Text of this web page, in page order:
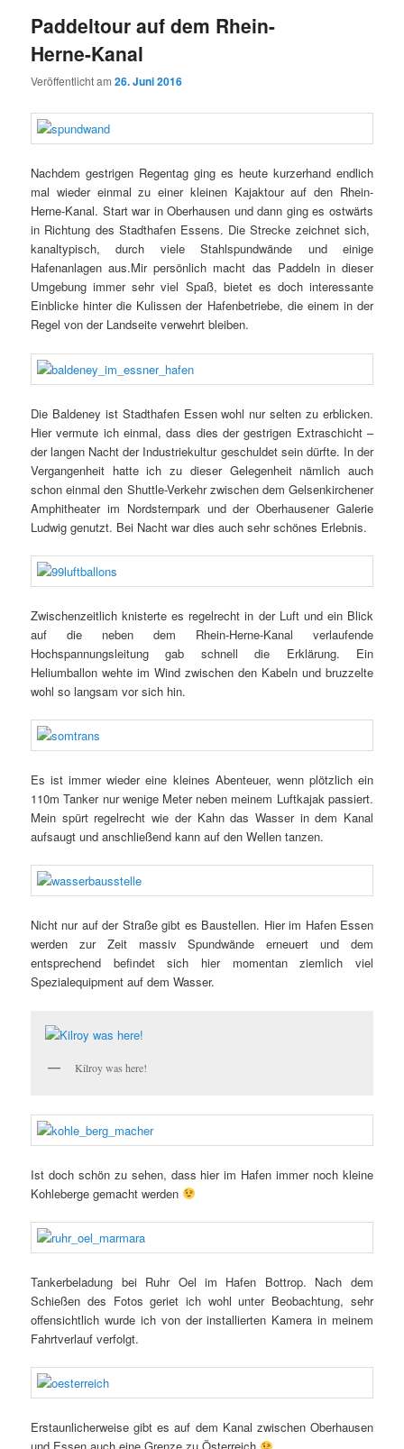
Paddeltour auf dem Rhein-
Herne-Kanal
Veröffentlicht am26. Juni 2016
Nachdem gestrigen Regentag ging es heute kurzerhand endlich
mal wieder einmal zu einer kleinen Kajaktour auf den Rhein-
Herne-Kanal. Start war in Oberhausen und dann ging es ostwärts
in Richtung des Stadthafen Essens. Die Strecke zeichnet sich,
kanaltypisch, durch viele Stahlspundwände und einige
Hafenanlagen aus.Mir persönlich macht das Paddeln in dieser
Umgebung immer sehr viel Spaß, bietet es doch interessante
Einblicke hinter die Kulissen der Hafenbetriebe, die einem in der
Regel von der Landseite verwehrt bleiben.
Die Baldeney ist Stadthafen Essen wohl nur selten zu erblicken.
Hier vermute ich einmal, dass dies der gestrigen Extraschicht –
der langen Nacht der Industriekultur geschuldet sein dürfte. In der
Vergangenheit hatte ich zu dieser Gelegenheit nämlich auch
schon einmal den Shuttle-Verkehr zwischen dem Gelsenkirchener
Amphitheater im Nordsternpark und der Oberhausener Galerie
Ludwig genutzt. Bei Nacht war dies auch sehr schönes Erlebnis.
Zwischenzeitlich knisterte es regelrecht in der Luft und ein Blick
auf die neben dem Rhein-Herne-Kanal verlaufende
Hochspannungsleitung gab schnell die Erklärung. Ein
Heliumballon wehte im Wind zwischen den Kabeln und bruzzelte
wohl so langsam vor sich hin.
Es ist immer wieder eine kleines Abenteuer, wenn plötzlich ein
110m Tanker nur wenige Meter neben meinem Luftkajak passiert.
Mein spürt regelrecht wie der Kahn das Wasser in dem Kanal
aufsaugt und anschließend kann auf den Wellen tanzen.
Nicht nur auf der Straße gibt es Baustellen. Hier im Hafen Essen
werden zur Zeit massiv Spundwände erneuert und dem
entsprechend befindet sich hier momentan ziemlich viel
Spezialequipment auf dem Wasser.
Kilroy was here!
Ist doch schön zu sehen, dass hier im Hafen immer noch kleine
Kohleberge gemacht werden
Tankerbeladung bei Ruhr Oel im Hafen Bottrop. Nach dem
Schießen des Fotos geriet ich wohl unter Beobachtung, sehr
offensichtlich wurde ich von der installierten Kamera in meinem
Fahrtverlauf verfolgt.
Erstaunlicherweise gibt es auf dem Kanal zwischen Oberhausen